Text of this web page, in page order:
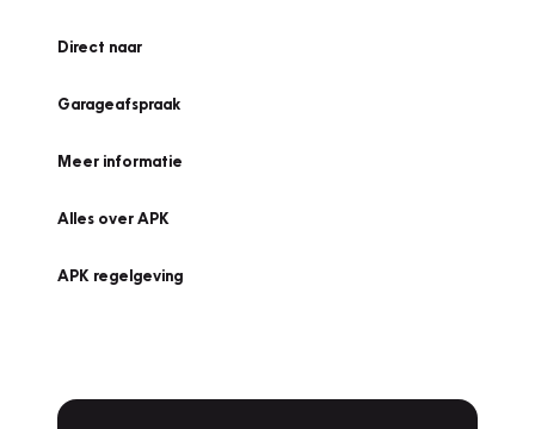
Direct naar
Garageafspraak
Meer informatie
Alles over APK
APK regelgeving